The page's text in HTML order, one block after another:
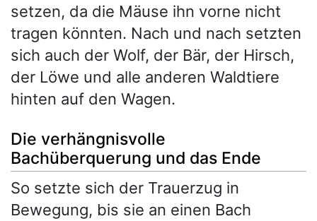
setzen, da die Mäuse ihn vorne nicht
tragen könnten. Nach und nach setzten
sich auch der Wolf, der Bär, der Hirsch,
der Löwe und alle anderen Waldtiere
hinten auf den Wagen.
Die verhängnisvolle
Bachüberquerung und das Ende
So setzte sich der Trauerzug in
Bewegung, bis sie an einen Bach